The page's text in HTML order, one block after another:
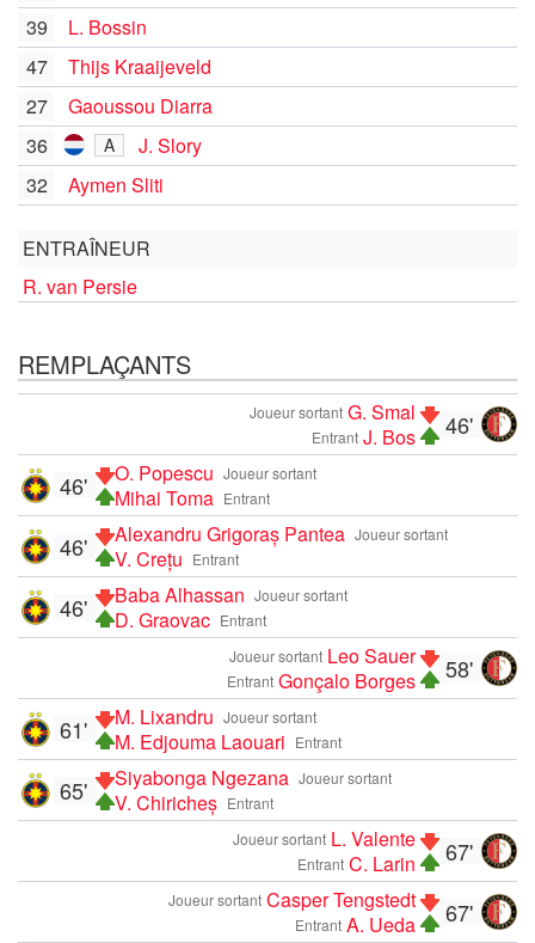
39
L. Bossin
47
Thijs Kraaijeveld
27
Gaoussou Diarra
36
A
J. Slory
32
Aymen Sliti
ENTRAÎNEUR
R. van Persie
REMPLAÇANTS
46'
Joueur sortant G. Smal
Entrant J. Bos
Joueur sortant
O. Popescu
Entrant
Mihai Toma
46'
Joueur sortant
Alexandru Grigoraș Pantea
Entrant
V. Crețu
46'
Joueur sortant
Baba Alhassan
Entrant
D. Graovac
46'
58'
Joueur sortant Leo Sauer
Entrant Gonçalo Borges
Joueur sortant
M. Lixandru
Entrant
M. Edjouma Laouari
61'
Joueur sortant
Siyabonga Ngezana
Entrant
V. Chiricheș
65'
67'
Joueur sortant L. Valente
Entrant C. Larin
67'
Joueur sortant Casper Tengstedt
Entrant A. Ueda